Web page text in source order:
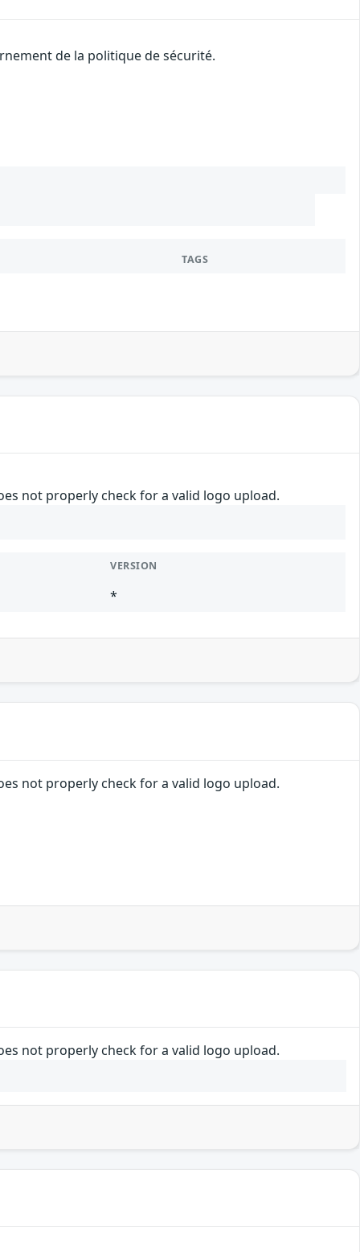
de la politique de sécurité.
TAGS
not properly check for a valid logo upload.
VERSION
*
not properly check for a valid logo upload.
not properly check for a valid logo upload.